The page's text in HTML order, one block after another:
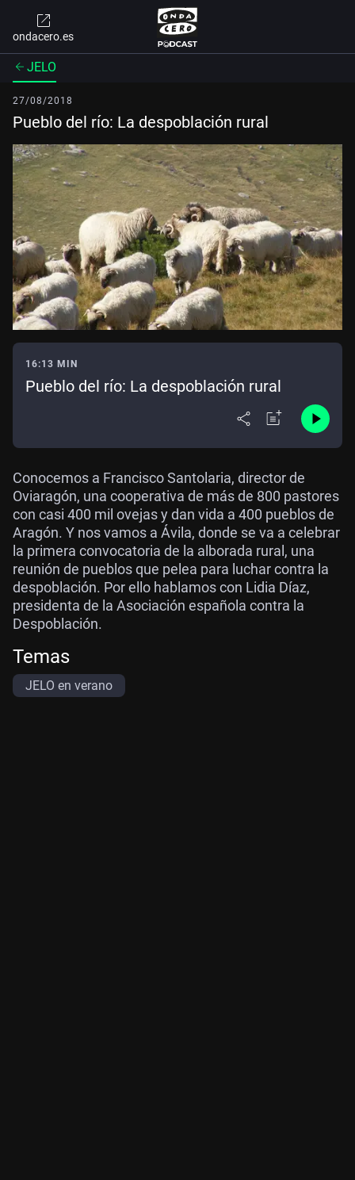
ondacero.es
JELO
27/08/2018
Pueblo del río: La despoblación rural
16:13 MIN
Pueblo del río: La despoblación rural
Conocemos a Francisco Santolaria, director de
Oviaragón, una cooperativa de más de 800 pastores
con casi 400 mil ovejas y dan vida a 400 pueblos de
Aragón. Y nos vamos a Ávila, donde se va a celebrar
la primera convocatoria de la alborada rural, una
reunión de pueblos que pelea para luchar contra la
despoblación. Por ello hablamos con Lidia Díaz,
presidenta de la Asociación española contra la
Despoblación.
Temas
JELO en verano